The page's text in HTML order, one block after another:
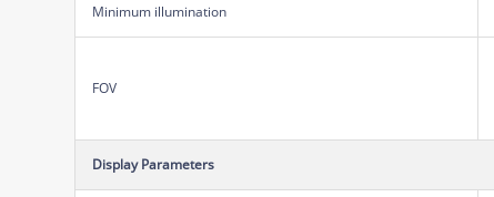
Minimum illumination
FOV
Display Parameters